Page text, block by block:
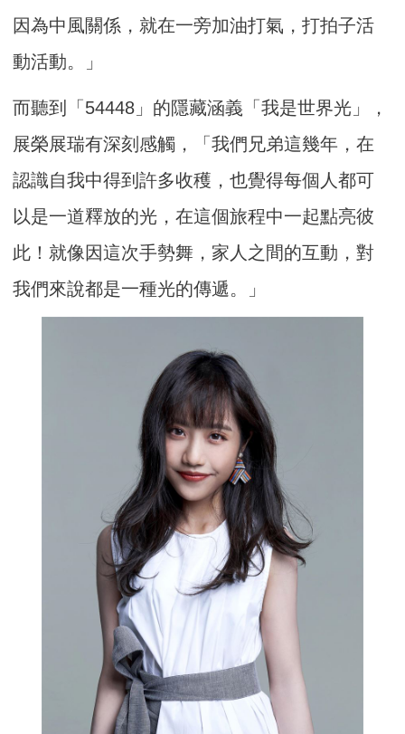
因為中風關係，就在一旁加油打氣，打拍子活
動活動。」
而聽到「54448」的隱藏涵義「我是世界光」，
展榮展瑞有深刻感觸，「我們兄弟這幾年，在
認識自我中得到許多收穫，也覺得每個人都可
以是一道釋放的光，在這個旅程中一起點亮彼
此！就像因這次手勢舞，家人之間的互動，對
我們來說都是一種光的傳遞。」